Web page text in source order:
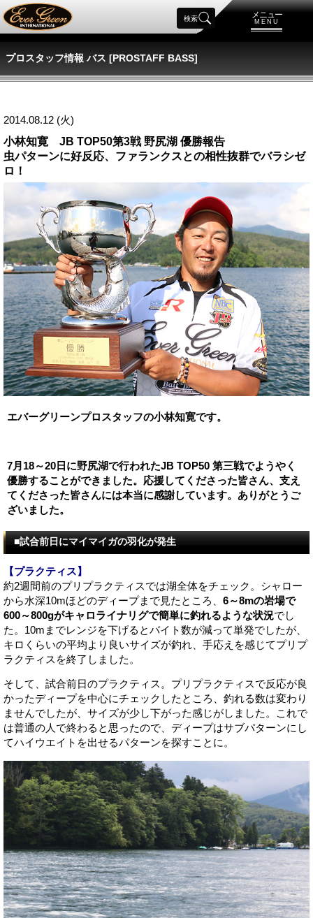
メニュー
MENU
検索
プロスタッフ情報 バス [PROSTAFF BASS]
2014.08.12 (火)
小林知寛 JB TOP50第3戦 野尻湖 優勝報告
虫パターンに好反応、ファランクスとの相性抜群でバラシゼ
ロ！
エバーグリーンプロスタッフの小林知寛です。
7月18～20日に野尻湖で行われたJB TOP50 第三戦でようやく
優勝することができました。応援してくださった皆さん、支え
てくださった皆さんには本当に感謝しています。ありがとうご
ざいました。
■試合前日にマイマイガの羽化が発生
【プラクティス】
約2週間前のプリプラクティスでは湖全体をチェック。シャロー
から水深10mほどのディープまで見たところ、 6～8mの岩場で
600～800gがキャロライナリグで簡単に釣れるような状況でし
た。10mまでレンジを下げるとバイト数が減って単発でしたが、
キロくらいの平均より良いサイズが釣れ、手応えを感じてプリプ
ラクティスを終了しました。
そして、試合前日のプラクティス。プリプラクティスで反応が良
かったディープを中心にチェックしたところ、釣れる数は変わり
ませんでしたが、サイズが少し下がった感じがしました。これで
は普通の人で終わると思ったので、ディープはサブパターンにし
てハイウエイトを出せるパターンを探すことに。